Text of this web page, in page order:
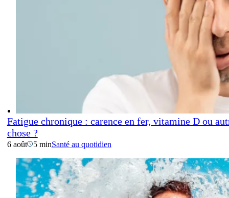
Fatigue chronique : carence en fer, vitamine D ou
chose ?
6 août 5 minSanté au quotidien